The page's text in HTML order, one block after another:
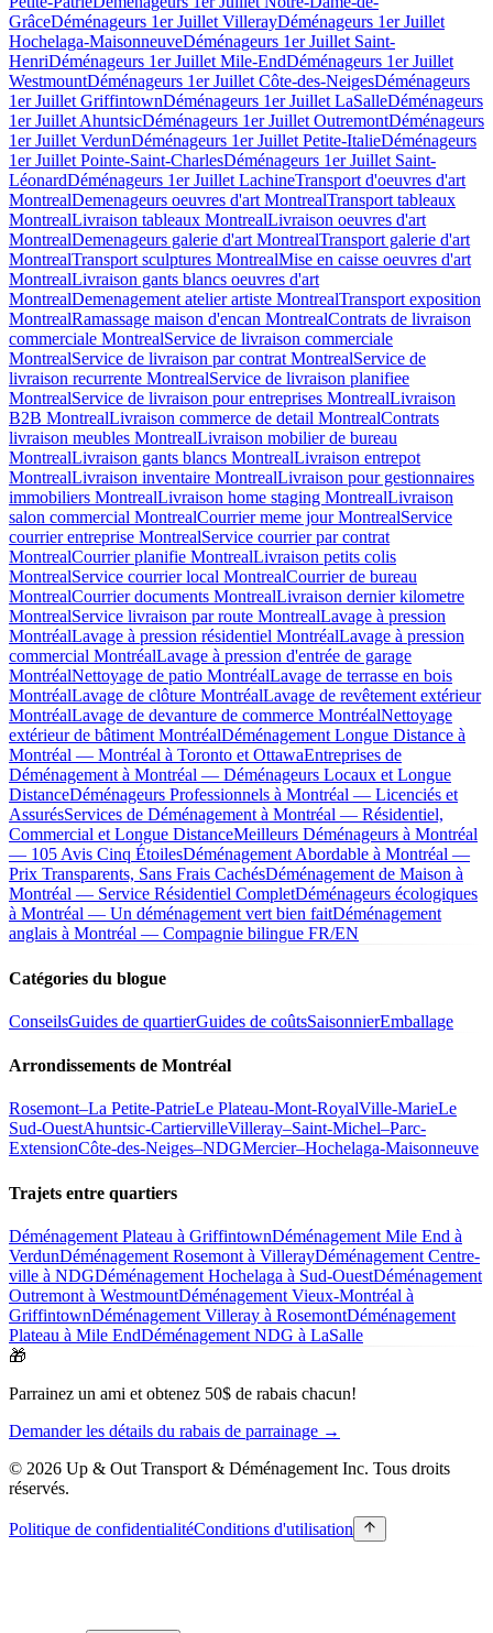
GrâceDéménageurs 1er Juillet VillerayDéménageurs 1er Juillet
Hochelaga-MaisonneuveDéménageurs 1er Juillet Saint-
HenriDéménageurs 1er Juillet Mile-EndDéménageurs 1er Juillet
WestmountDéménageurs 1er Juillet Côte-des-NeigesDéménageurs
1er Juillet GriffintownDéménageurs 1er Juillet LaSalleDéménageurs
1er Juillet AhuntsicDéménageurs 1er Juillet OutremontDéménageurs
1er Juillet VerdunDéménageurs 1er Juillet Petite-ItalieDéménageurs
1er Juillet Pointe-Saint-CharlesDéménageurs 1er Juillet Saint-
LéonardDéménageurs 1er Juillet LachineTransport d'oeuvres d'art
MontrealDemenageurs oeuvres d'art MontrealTransport tableaux
MontrealLivraison tableaux MontrealLivraison oeuvres d'art
MontrealDemenageurs galerie d'art MontrealTransport galerie d'art
MontrealTransport sculptures MontrealMise en caisse oeuvres d'art
MontrealLivraison gants blancs oeuvres d'art
MontrealDemenagement atelier artiste MontrealTransport exposition
MontrealRamassage maison d'encan MontrealContrats de livraison
commerciale MontrealService de livraison commerciale
MontrealService de livraison par contrat MontrealService de
livraison recurrente MontrealService de livraison planifiee
MontrealService de livraison pour entreprises MontrealLivraison
B2B MontrealLivraison commerce de detail MontrealContrats
livraison meubles MontrealLivraison mobilier de bureau
MontrealLivraison gants blancs MontrealLivraison entrepot
MontrealLivraison inventaire MontrealLivraison pour gestionnaires
immobiliers MontrealLivraison home staging MontrealLivraison
salon commercial MontrealCourrier meme jour MontrealService
courrier entreprise MontrealService courrier par contrat
MontrealCourrier planifie MontrealLivraison petits colis
MontrealService courrier local MontrealCourrier de bureau
MontrealCourrier documents MontrealLivraison dernier kilometre
MontrealService livraison par route MontrealLavage à pression
MontréalLavage à pression résidentiel MontréalLavage à pression
commercial MontréalLavage à pression d'entrée de garage
MontréalNettoyage de patio MontréalLavage de terrasse en bois
MontréalLavage de clôture MontréalLavage de revêtement extérieur
MontréalLavage de devanture de commerce MontréalNettoyage
extérieur de bâtiment MontréalDéménagement Longue Distance à
Montréal — Montréal à Toronto et OttawaEntreprises de
Déménagement à Montréal — Déménageurs Locaux et Longue
DistanceDéménageurs Professionnels à Montréal — Licenciés et
AssurésServices de Déménagement à Montréal — Résidentiel,
Commercial et Longue DistanceMeilleurs Déménageurs à Montréal
— 105 Avis Cinq ÉtoilesDéménagement Abordable à Montréal —
Prix Transparents, Sans Frais CachésDéménagement de Maison à
Montréal — Service Résidentiel CompletDéménageurs écologiques
à Montréal — Un déménagement vert bien faitDéménagement
anglais à Montréal — Compagnie bilingue FR/EN
Catégories du blogue
ConseilsGuides de quartierGuides de coûtsSaisonnierEmballage
Arrondissements de Montréal
Rosemont–La Petite-PatrieLe Plateau-Mont-RoyalVille-MarieLe
Sud-OuestAhuntsic-CartiervilleVilleray–Saint-Michel–Parc-
ExtensionCôte-des-Neiges–NDGMercier–Hochelaga-Maisonneuve
Trajets entre quartiers
Déménagement Plateau à GriffintownDéménagement Mile End à
VerdunDéménagement Rosemont à VillerayDéménagement Centre-
ville à NDGDéménagement Hochelaga à Sud-OuestDéménagement
Outremont à WestmountDéménagement Vieux-Montréal à
GriffintownDéménagement Villeray à RosemontDéménagement
Plateau à Mile EndDéménagement NDG à LaSalle
🎁
Parrainez un ami et obtenez 50$ de rabais chacun!
Demander les détails du rabais de parrainage →
© 2026 Up & Out Transport & Déménagement Inc. Tous droits
réservés.
Politique de confidentialitéConditions d'utilisation